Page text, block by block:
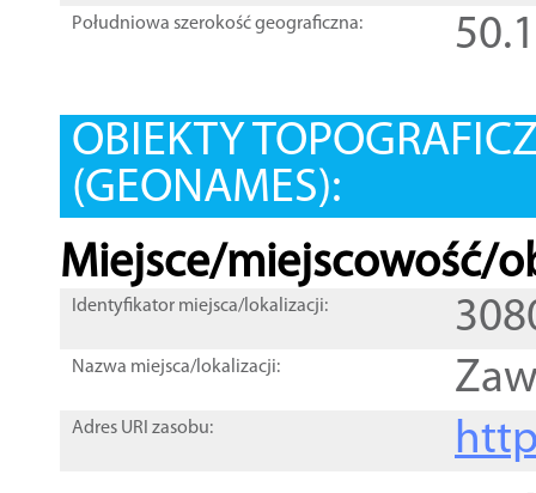
Południowa szerokość geograficzna:
OBIEKTY
(GEONAMES):
Miejsce/miejscowość/
Identyfikator miejsca/lokalizacji:
Nazwa miejsca/lokalizacji:
Adres URI zasobu: